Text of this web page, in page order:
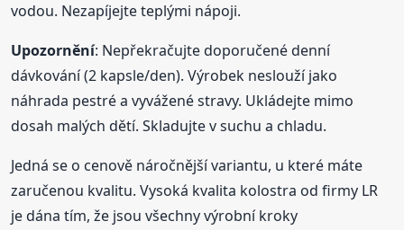
vodou. Nezapíjejte teplými nápoji.
Upozornění: Nepřekračujte doporučené denní
dávkování (2 kapsle/den). Výrobek neslouží jako
náhrada pestré a vyvážené stravy. Ukládejte mimo
dosah malých dětí. Skladujte v suchu a chladu.
Jedná se o cenově náročnější variantu, u které máte
zaručenou kvalitu. Vysoká kvalita kolostra od firmy LR
je dána tím, že jsou všechny výrobní kroky